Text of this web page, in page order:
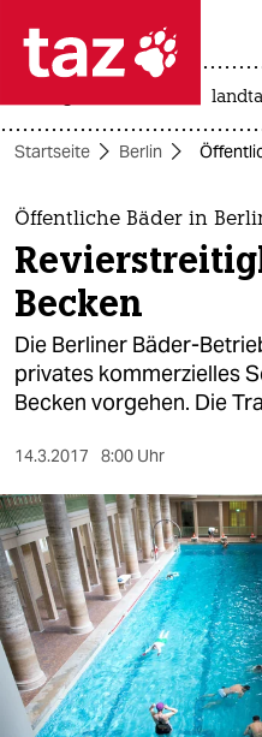
 taz
taz zahl
themen
politik
öko
gesellschaft
sport
berlin
nord
wahrheit
verlag
Startseite Berlin
Öffentliche Bäder in
Becken
Die Berliner Bäder-
privates kommerzielles
Becken vorgehen. Die
14.3.2017 8:00 Uhr